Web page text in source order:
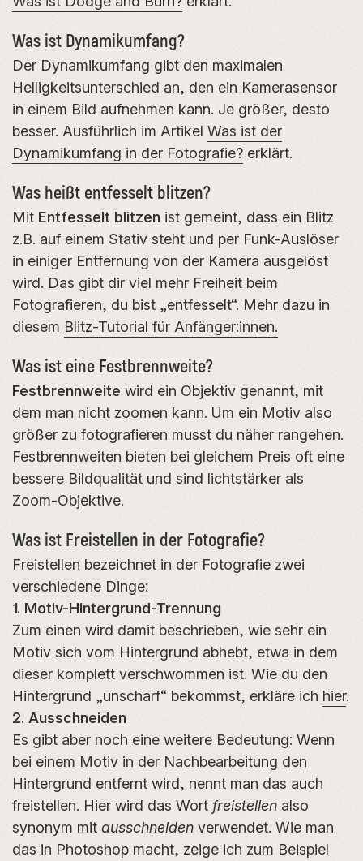
Was ist Dynamikumfang?
Der Dynamikumfang gibt den maximalen
Helligkeitsunterschied an, den ein Kamerasensor
in einem Bild aufnehmen kann. Je größer, desto
besser. Ausführlich im Artikel Was ist der
Dynamikumfang in der Fotografie? erklärt.
Was heißt entfesselt blitzen?
Mit Entfesselt blitzen ist gemeint, dass ein Blitz
z.B. auf einem Stativ steht und per Funk-Auslöser
in einiger Entfernung von der Kamera ausgelöst
wird. Das gibt dir viel mehr Freiheit beim
Fotografieren, du bist „entfesselt“. Mehr dazu in
diesem Blitz-Tutorial für Anfänger:innen.
Was ist eine Festbrennweite?
Festbrennweite wird ein Objektiv genannt, mit
dem man nicht zoomen kann. Um ein Motiv also
größer zu fotografieren musst du näher rangehen.
Festbrennweiten bieten bei gleichem Preis oft eine
bessere Bildqualität und sind lichtstärker als
Zoom-Objektive.
Was ist Freistellen in der Fotografie?
Freistellen bezeichnet in der Fotografie zwei
verschiedene Dinge:
1. Motiv-Hintergrund-Trennung
Zum einen wird damit beschrieben, wie sehr ein
Motiv sich vom Hintergrund abhebt, etwa in dem
dieser komplett verschwommen ist. Wie du den
Hintergrund „unscharf“ bekommst, erkläre ich hier.
2. Ausschneiden
Es gibt aber noch eine weitere Bedeutung: Wenn
bei einem Motiv in der Nachbearbeitung den
Hintergrund entfernt wird, nennt man das auch
freistellen. Hier wird das Wort freistellen also
synonym mit ausschneiden verwendet. Wie man
das in Photoshop macht, zeige ich zum Beispiel